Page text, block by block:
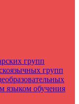
групп
групп
языком обучения